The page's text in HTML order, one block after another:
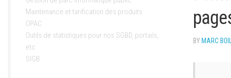
BY MARC
Maintenance et tarification des produits
OPAC
Outils de statistiques pour nos SGBD, portails,
etc
SIGB